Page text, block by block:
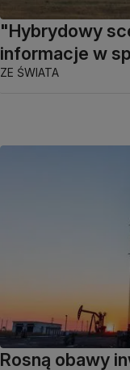
"Hybrydowy
informacje w
ZE ŚWIATA
Rosną obawy